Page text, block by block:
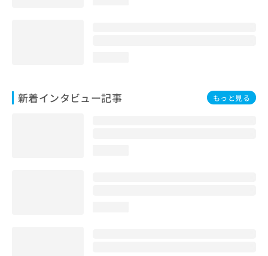
新着インタビュー記事 もっと見る